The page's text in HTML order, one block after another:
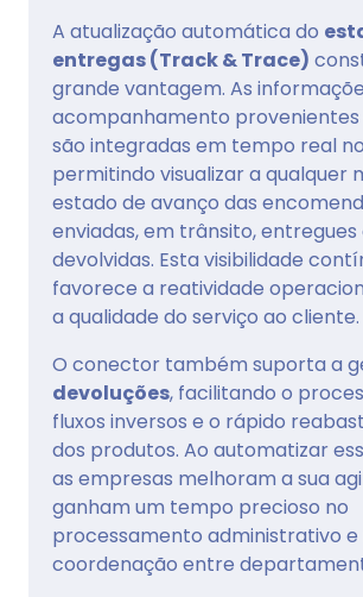
A atualização automática do
entregas (Track & Trace)
grande vantagem. As
acompanhamento provenientes
são integradas em tempo real
permitindo visualizar a qualquer
estado de avanço das
enviadas, em trânsito, entregues
devolvidas. Esta visibilidade
favorece a reatividade
a qualidade do serviço ao cliente.
O conector também suporta a
devoluções, facilitando o
fluxos inversos e o rápido
dos produtos. Ao automatizar
as empresas melhoram a sua
ganham um tempo precioso no
processamento administrativo e
coordenação entre